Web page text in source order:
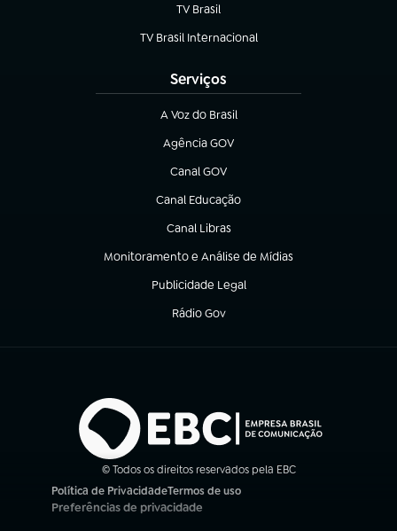
TV Brasil
(abre em nova aba)
TV Brasil Internacional
(abre em nova aba)
Serviços
A Voz do Brasil
(abre em nova aba)
Agência GOV
(abre em nova aba)
Canal GOV
(abre em nova aba)
Canal Educação
(abre em nova aba)
Canal Libras
(abre em nova aba)
Monitoramento e Análise de Mídias
(abre em nova aba)
Publicidade Legal
(abre em nova aba)
Rádio Gov
(abre em nova aba)
© Todos os direitos reservados pela EBC
Política de Privacidade
(abre em nova aba)
Termos de uso
(abre em nova aba)
Preferências de privacidade